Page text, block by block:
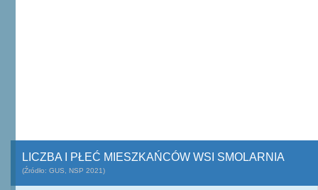
LICZBA I PŁEĆ MIESZKAŃCÓW WSI SMOLARNIA
(Źródło: GUS, NSP 2021)